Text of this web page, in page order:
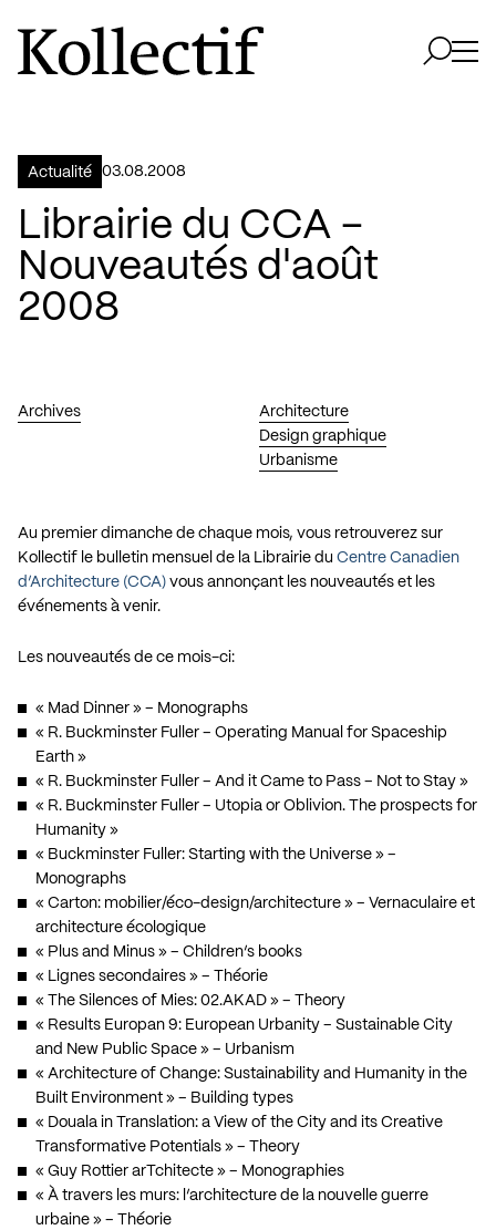
Aller à la page d'accueil
Logo Kollectif
Actualité 03.08.2008
Librairie du CCA –
Nouveautés d'août
2008
Archives
Architecture
Design graphique
Urbanisme
Au premier dimanche de chaque mois, vous retrouverez sur
Kollectif le bulletin mensuel de la Librairie du Centre Canadien
d’Architecture (CCA) vous annonçant les nouveautés et les
événements à venir.
Les nouveautés de ce mois-ci:
« Mad Dinner » – Monographs
« R. Buckminster Fuller – Operating Manual for Spaceship
Earth »
« R. Buckminster Fuller – And it Came to Pass – Not to Stay »
« R. Buckminster Fuller – Utopia or Oblivion. The prospects for
Humanity »
« Buckminster Fuller: Starting with the Universe » –
Monographs
« Carton: mobilier/éco-design/architecture » – Vernaculaire et
architecture écologique
« Plus and Minus » – Children’s books
« Lignes secondaires » – Théorie
« The Silences of Mies: 02.AKAD » – Theory
« Results Europan 9: European Urbanity – Sustainable City
and New Public Space » – Urbanism
« Architecture of Change: Sustainability and Humanity in the
Built Environment » – Building types
« Douala in Translation: a View of the City and its Creative
Transformative Potentials » – Theory
« Guy Rottier arTchitecte » – Monographies
« À travers les murs: l’architecture de la nouvelle guerre
urbaine » – Théorie